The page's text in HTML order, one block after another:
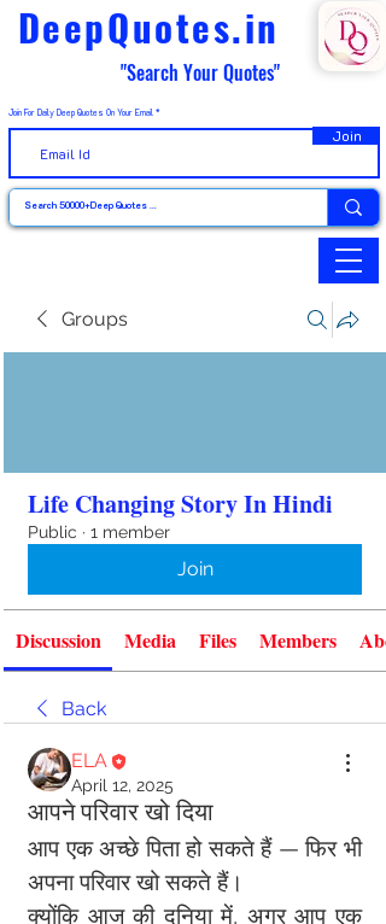
DeepQuotes.in
"Search Your Quotes"
Join For Daily Deep Quotes On Your Email
Join
Groups
Life Changing Story In Hindi
Public · 1 member
Join
Discussion Media Files Members
Back
ELA
April 12, 2025
आपने परिवार खो दिया
आप एक अच्छे पिता हो सकते हैं — फिर भी
अपना परिवार खो सकते हैं।
क्योंकि आज की दुनिया में, अगर आप एक